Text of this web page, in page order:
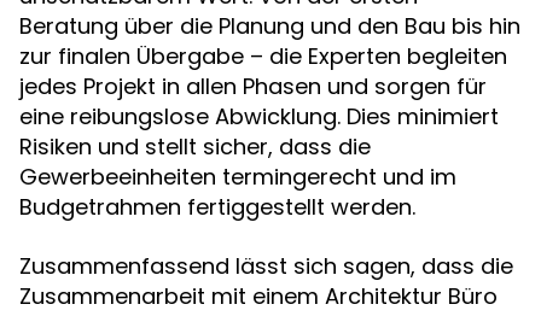
Beratung über die Planung und den Bau bis hin
zur finalen Übergabe – die Experten begleiten
jedes Projekt in allen Phasen und sorgen für
eine reibungslose Abwicklung. Dies minimiert
Risiken und stellt sicher, dass die
Gewerbeeinheiten termingerecht und im
Budgetrahmen fertiggestellt werden.
Zusammenfassend lässt sich sagen, dass die
Zusammenarbeit mit einem Architektur Büro